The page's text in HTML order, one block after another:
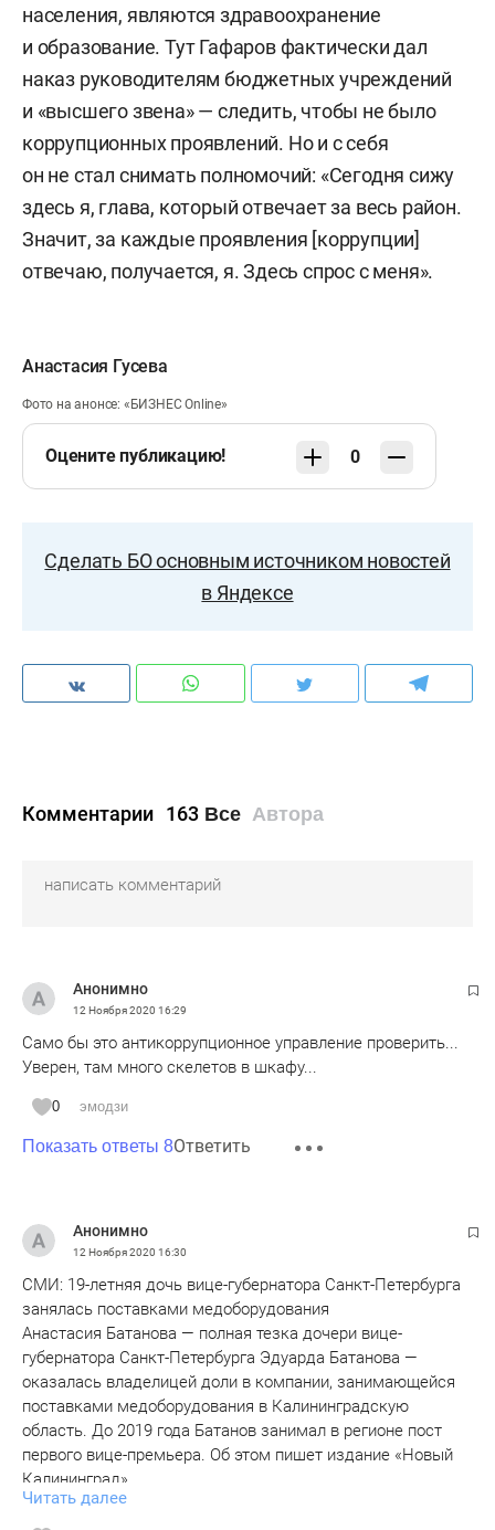
населения, являются здравоохранение
и образование. Тут Гафаров фактически дал
наказ руководителям бюджетных учреждений
и «высшего звена» — следить, чтобы не было
коррупционных проявлений. Но и с себя
он не стал снимать полномочий: «Сегодня сижу
здесь я, глава, который отвечает за весь район.
Значит, за каждые проявления [коррупции]
отвечаю, получается, я. Здесь спрос с меня».
Анастасия Гусева
Фото на анонсе: «БИЗНЕС Online»
Оцените публикацию! 0
Сделать БО основным источником новостей
в Яндексе
Комментарии 163 Все Автора
Анонимно
12 Ноября 2020 16:29
Само бы это антикоррупционное управление проверить...
Уверен, там много скелетов в шкафу...
0 эмодзи
Показать ответы 8Ответить
Анонимно
12 Ноября 2020 16:30
СМИ: 19-летняя дочь вице-губернатора Санкт-Петербурга
занялась поставками медоборудования
Анастасия Батанова — полная тезка дочери вице-
губернатора Санкт-Петербурга Эдуарда Батанова —
оказалась владелицей доли в компании, занимающейся
поставками медоборудования в Калининградскую
область. До 2019 года Батанов занимал в регионе пост
первого вице-премьера. Об этом пишет издание «Новый
Калининград».
Подробнее на «БИЗНЕС Online»: https://www.business-
Читать далее